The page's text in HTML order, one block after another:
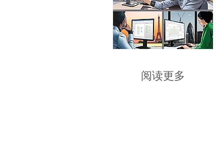
阅读更多